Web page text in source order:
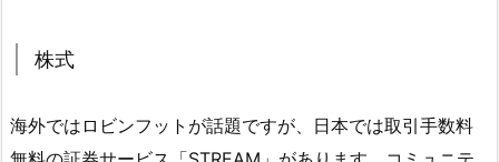
株式
海外ではロビンフットが話題ですが、日本では取引手数料